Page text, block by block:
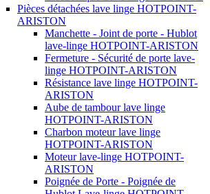
Pièces détachées lave linge HOTPOINT-
ARISTON
Manchette - Joint de porte - Hublot
lave-linge HOTPOINT-ARISTON
Fermeture - Sécurité de porte lave-
linge HOTPOINT-ARISTON
Résistance lave linge HOTPOINT-
ARISTON
Aube de tambour lave linge
HOTPOINT-ARISTON
Charbon moteur lave linge
HOTPOINT-ARISTON
Moteur lave-linge HOTPOINT-
ARISTON
Poignée de Porte - Poignée de